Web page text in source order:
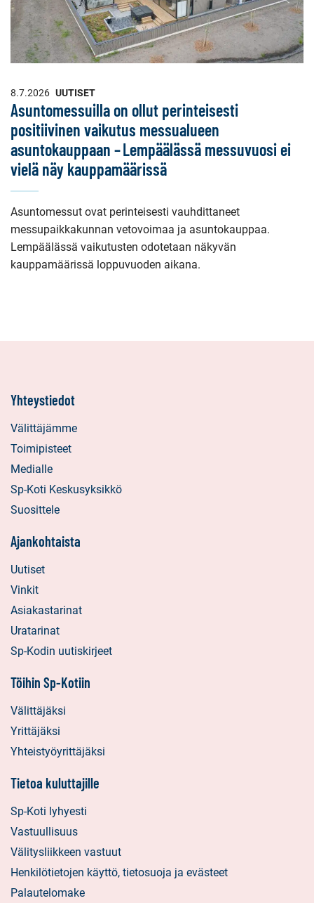
8.7.2026 UUTISET
Asuntomessuilla on ollut perinteisesti
positiivinen vaikutus messualueen
asuntokauppaan – Lempäälässä messuvuosi ei
vielä näy kauppamäärissä
Asuntomessut ovat perinteisesti vauhdittaneet
messupaikkakunnan vetovoimaa ja asuntokauppaa.
Lempäälässä vaikutusten odotetaan näkyvän
kauppamäärissä loppuvuoden aikana.
Yhteystiedot
Välittäjämme
Toimipisteet
Medialle
Sp-Koti Keskusyksikkö
Suosittele
Ajankohtaista
Uutiset
Vinkit
Asiakastarinat
Uratarinat
Sp-Kodin uutiskirjeet
Töihin Sp-Kotiin
Välittäjäksi
Yrittäjäksi
Yhteistyöyrittäjäksi
Tietoa kuluttajille
Sp-Koti lyhyesti
Vastuullisuus
Välitysliikkeen vastuut
Henkilötietojen käyttö, tietosuoja ja evästeet
Palautelomake